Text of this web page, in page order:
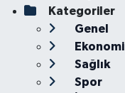
Kategoriler
Genel
Ekonomi
Sağlık
Spor